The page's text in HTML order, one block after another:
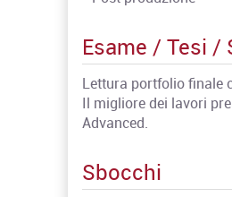
Esame / Tesi /
Lettura portfolio finale
Il migliore dei lavori
Advanced.
Sbocchi